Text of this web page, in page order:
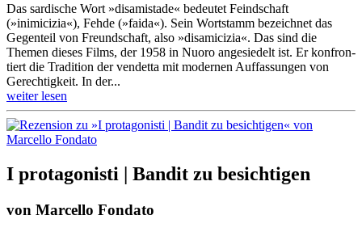
Das sardische Wort »disamistade« bedeutet Feindschaft
(»inimicizia«), Fehde (»faida«). Sein Wort­stamm bezeichnet das
Gegenteil von Freund­schaft, also »disamicizia«. Das sind die
Themen dieses Films, der 1958 in Nuoro angesie­delt ist. Er konfron­
tiert die Tradition der vendetta mit modernen Auf­fassun­gen von
Gerech­tigkeit. In der...
weiter lesen
I protagonisti | Bandit zu besichtigen
von Marcello Fondato